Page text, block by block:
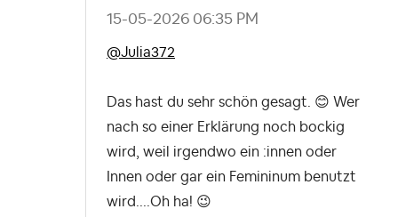
‎15-05-2026 06:35 PM
@Julia372
Das hast du sehr schön gesagt. 😊 Wer
nach so einer Erklärung noch bockig
wird, weil irgendwo ein :innen oder
Innen oder gar ein Femininum benutzt
wird....Oh ha! 😉